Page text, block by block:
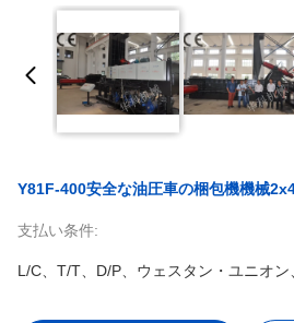
Y81F-400安全な油圧車の梱包機機械
支払い条件:
L/C、T/T、D/P、ウェスタン・ユニオ